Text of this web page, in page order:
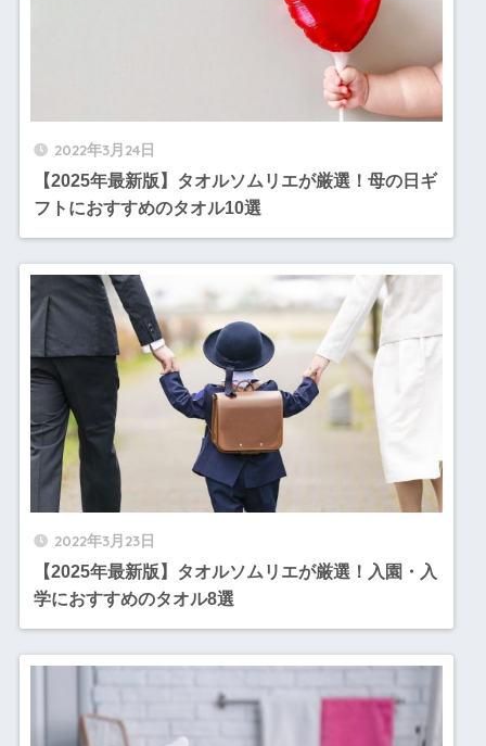
2022年3月24日
【2025年最新版】タオルソムリエが厳選！母の日ギ
フトにおすすめのタオル10選
2022年3月23日
【2025年最新版】タオルソムリエが厳選！入園・入
学におすすめのタオル8選